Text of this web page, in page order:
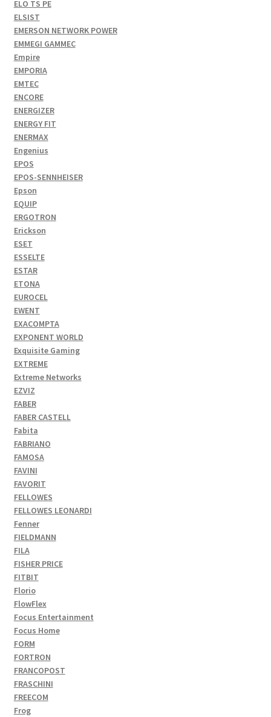
ELO TS PE
ELSIST
EMERSON NETWORK POWER
EMMEGI GAMMEC
Empire
EMPORIA
EMTEC
ENCORE
ENERGIZER
ENERGY FIT
ENERMAX
Engenius
EPOS
EPOS-SENNHEISER
Epson
EQUIP
ERGOTRON
Erickson
ESET
ESSELTE
ESTAR
ETONA
EUROCEL
EWENT
EXACOMPTA
EXPONENT WORLD
Exquisite Gaming
EXTREME
Extreme Networks
EZVIZ
FABER
FABER CASTELL
Fabita
FABRIANO
FAMOSA
FAVINI
FAVORIT
FELLOWES
FELLOWES LEONARDI
Fenner
FIELDMANN
FILA
FISHER PRICE
FITBIT
Florio
FlowFlex
Focus Entertainment
Focus Home
FORM
FORTRON
FRANCOPOST
FRASCHINI
FREECOM
Frog